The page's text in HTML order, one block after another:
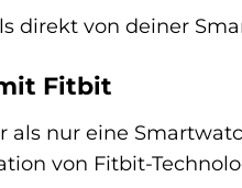
direkt von deiner
Fitbit
als nur eine
von Fitbit-